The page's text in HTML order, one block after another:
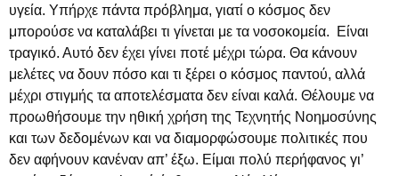
υγεία. Υπήρχε πάντα πρόβλημα, γιατί ο κόσμος δεν
μπορούσε να καταλάβει τι γίνεται με τα νοσοκομεία. Είναι
τραγικό. Αυτό δεν έχει γίνει ποτέ μέχρι τώρα. Θα κάνουν
μελέτες να δουν πόσο και τι ξέρει ο κόσμος παντού, αλλά
μέχρι στιγμής τα αποτελέσματα δεν είναι καλά. Θέλουμε να
προωθήσουμε την ηθική χρήση της Τεχνητής Νοημοσύνης
και των δεδομένων και να διαμορφώσουμε πολιτικές που
δεν αφήνουν κανέναν απ’ έξω. Είμαι πολύ περήφανος γι’